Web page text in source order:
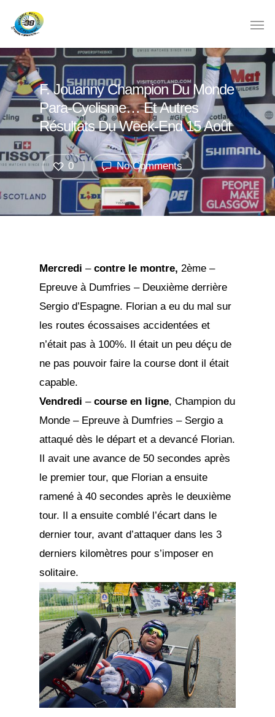
F. Jouanny Champion Du Monde
Para-Cyclisme… Et Autres
Résultats Du Week-End 15 Août
No Comments
0
Mercredi – contre le montre, 2ème –
Epreuve à Dumfries – Deuxième derrière
Sergio d’Espagne. Florian a eu du mal sur
les routes écossaises accidentées et
n’était pas à 100%. Il était un peu déçu de
ne pas pouvoir faire la course dont il était
capable.
Vendredi – course en ligne, Champion du
Monde – Epreuve à Dumfries – Sergio a
attaqué dès le départ et a devancé Florian.
Il avait une avance de 50 secondes après
le premier tour, que Florian a ensuite
ramené à 40 secondes après le deuxième
tour. Il a ensuite comblé l’écart dans le
dernier tour, avant d’attaquer dans les 3
derniers kilomètres pour s’imposer en
solitaire.